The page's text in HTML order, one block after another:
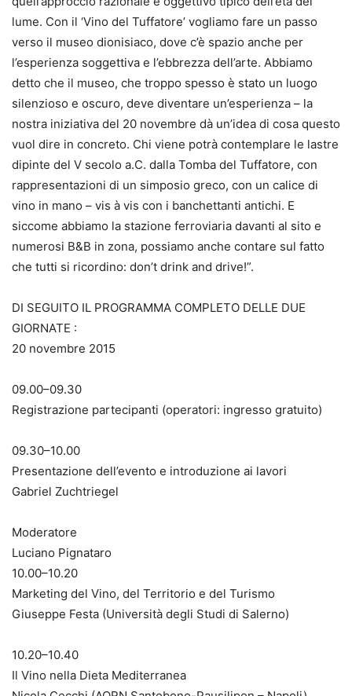
lume. Con il ‘Vino del Tuffatore’ vogliamo fare un passo
verso il museo dionisiaco, dove c’è spazio anche per
l’esperienza soggettiva e l’ebbrezza dell’arte. Abbiamo
detto che il museo, che troppo spesso è stato un luogo
silenzioso e oscuro, deve diventare un’esperienza – la
nostra iniziativa del 20 novembre dà un’idea di cosa questo
vuol dire in concreto. Chi viene potrà contemplare le lastre
dipinte del V secolo a.C. dalla Tomba del Tuffatore, con
rappresentazioni di un simposio greco, con un calice di
vino in mano – vis à vis con i banchettanti antichi. E
siccome abbiamo la stazione ferroviaria davanti al sito e
numerosi B&B in zona, possiamo anche contare sul fatto
che tutti si ricordino: don’t drink and drive!”.
DI SEGUITO IL PROGRAMMA COMPLETO DELLE DUE
GIORNATE :
20 novembre 2015
09.00–09.30
Registrazione partecipanti (operatori: ingresso gratuito)
09.30–10.00
Presentazione dell’evento e introduzione ai lavori
Gabriel Zuchtriegel
Moderatore
Luciano Pignataro
10.00–10.20
Marketing del Vino, del Territorio e del Turismo
Giuseppe Festa (Università degli Studi di Salerno)
10.20–10.40
Il Vino nella Dieta Mediterranea